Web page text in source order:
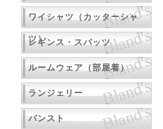
ワイシャツ（カッターシャ
ツ）
レギンス・スパッツ
ルームウェア（部屋着）
ランジェリー
パンスト